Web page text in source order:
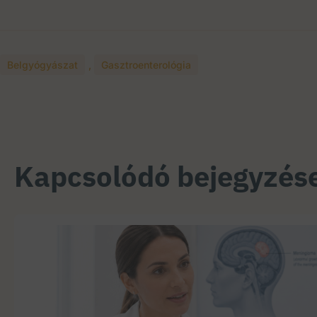
Belgyógyászat Gasztroenterológia
Kapcsolódó